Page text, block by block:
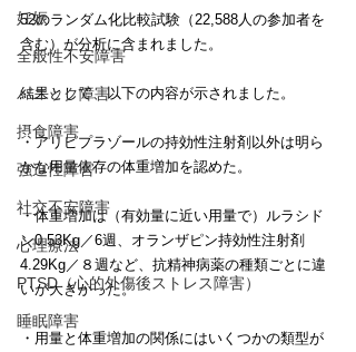
妊娠
全般性不安障害
パニック障害
摂食障害
強迫性障害
社交不安障害
心理療法
PTSD（心的外傷後ストレス障害）
睡眠障害
52のランダム化比較試験（22,588人の参加者を
含む）が分析に含まれました。
結果として、以下の内容が示されました。
・アリピプラゾールの持効性注射剤以外は明ら
かな用量依存の体重増加を認めた。
・体重増加は（有効量に近い用量で）ルラシド
ン0.53Kg／6週、オランザピン持効性注射剤
4.29Kg／８週など、抗精神病薬の種類ごとに違
いが大きかった。
・用量と体重増加の関係にはいくつかの類型が